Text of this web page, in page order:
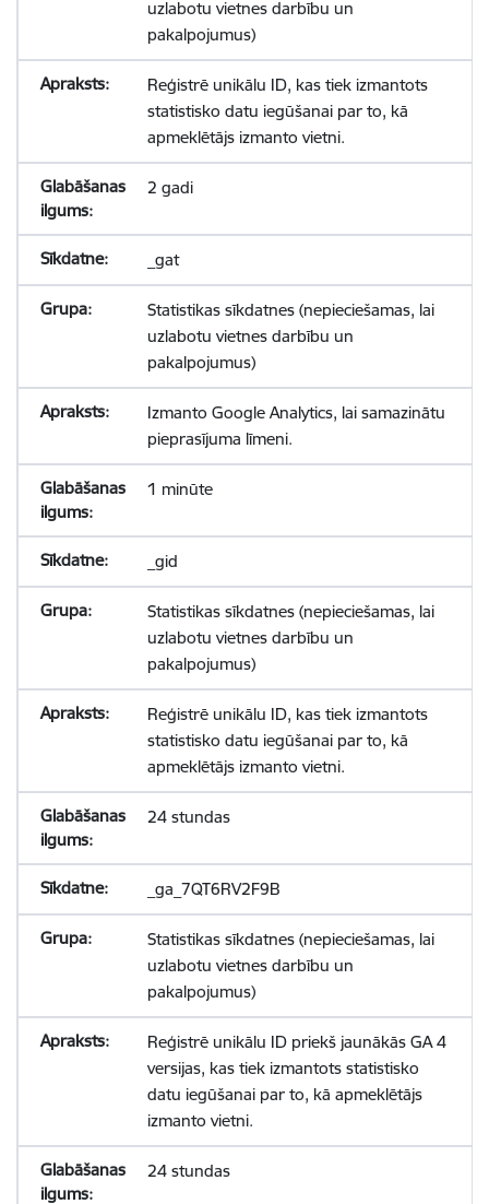
uzlabotu vietnes darbību un
pakalpojumus)
Reģistrē unikālu ID, kas tiek izmantots
statistisko datu iegūšanai par to, kā
apmeklētājs izmanto vietni.
2 gadi
_gat
Statistikas sīkdatnes (nepieciešamas, lai
uzlabotu vietnes darbību un
pakalpojumus)
Izmanto Google Analytics, lai samazinātu
pieprasījuma līmeni.
1 minūte
_gid
Statistikas sīkdatnes (nepieciešamas, lai
uzlabotu vietnes darbību un
pakalpojumus)
Reģistrē unikālu ID, kas tiek izmantots
statistisko datu iegūšanai par to, kā
apmeklētājs izmanto vietni.
24 stundas
_ga_7QT6RV2F9B
Statistikas sīkdatnes (nepieciešamas, lai
uzlabotu vietnes darbību un
pakalpojumus)
Reģistrē unikālu ID priekš jaunākās GA 4
versijas, kas tiek izmantots statistisko
datu iegūšanai par to, kā apmeklētājs
izmanto vietni.
24 stundas